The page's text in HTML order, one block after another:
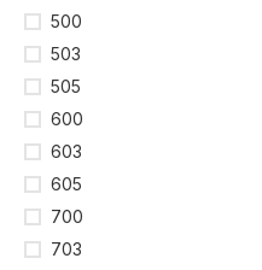
500
503
505
600
603
605
700
703